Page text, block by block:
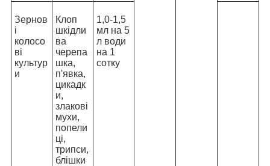
Зернов
і
колосо
ві
культур
и
Клоп
шкідли
ва
черепа
шка,
п'явка,
цикадк
и,
злакові
мухи,
попели
ці,
трипси,
блішки
1,0-1,5
мл на 5
л води
на 1
сотку